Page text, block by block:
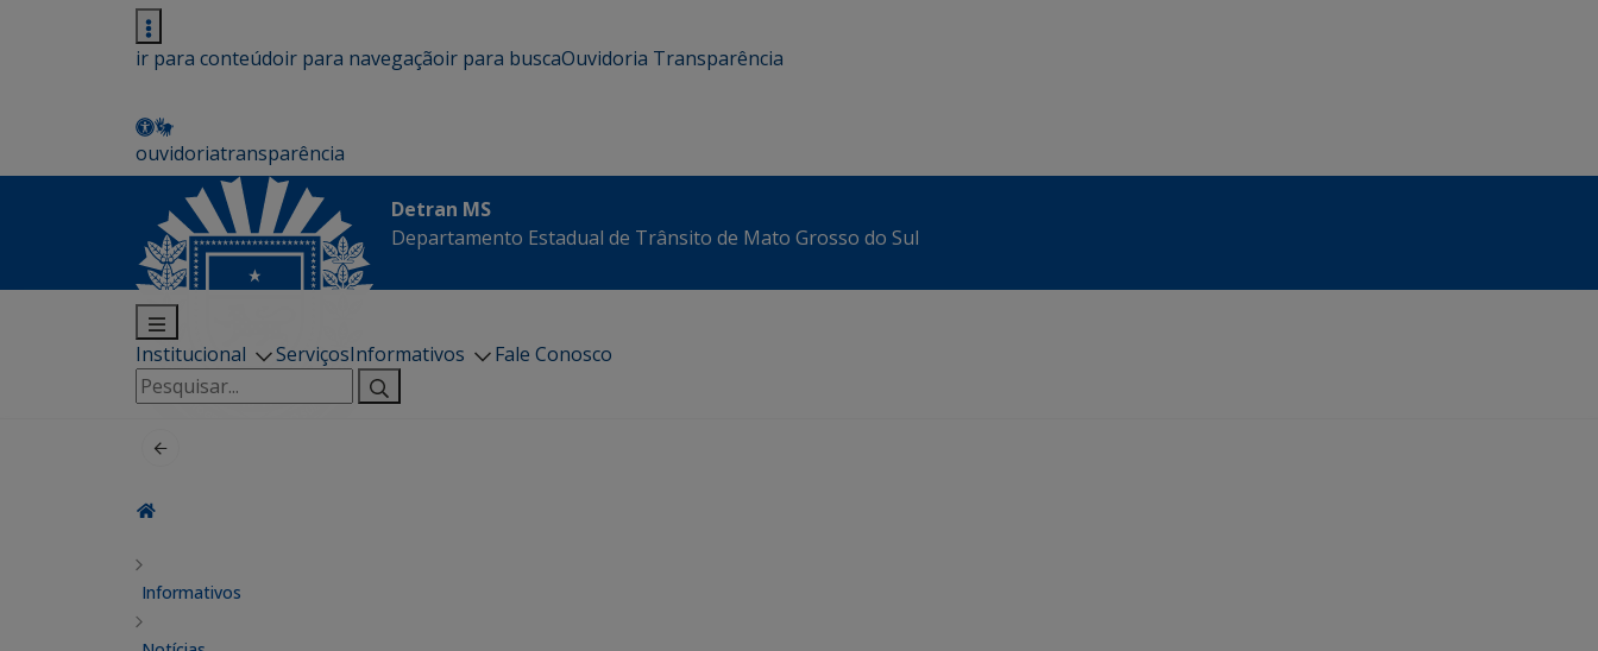
ir para conteúdoir para navegaçãoir para buscaOuvidoria Transparência
ouvidoriatransparência
Detran MS
Departamento Estadual de Trânsito de Mato Grosso do Sul
Institucional ServiçosInformativos
Fale Conosco
Pesquisar
por:
Informativos